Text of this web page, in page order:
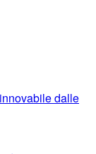
dalle